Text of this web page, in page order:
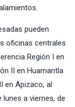
pueden
oficinas centrales
Región I en
II en Huamantla
en Apizaco, al
a viernes, de